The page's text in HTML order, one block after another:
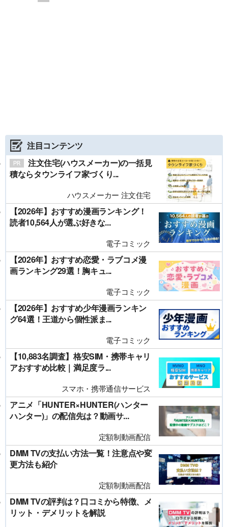
注目コンテンツ
注文住宅(ハウスメーカー)の一括見
積ならタウンライフ家づくり...
ハウスメーカー 注文住宅
【2026年】おすすめ漫画ランキング！
読者10,564人が選ぶ好きな...
電子コミック
【2026年】おすすめ恋愛・ラブコメ漫
画ランキング29選！胸キュ...
電子コミック
【2026年】おすすめ少年漫画ランキン
グ64選！王道から個性派ま...
電子コミック
【10,883名調査】格安SIM・携帯キャリ
アおすすめ比較｜満足度ラ...
スマホ・携帯通信サービス
アニメ「HUNTER×HUNTER(ハンター
ハンター)」の配信先は？動画サ...
定額制動画配信
DMM TVの支払い方法一覧！注意点や変
更方法も紹介
定額制動画配信
DMM TVの評判は？口コミから特徴、メ
リット・デメリットを解説